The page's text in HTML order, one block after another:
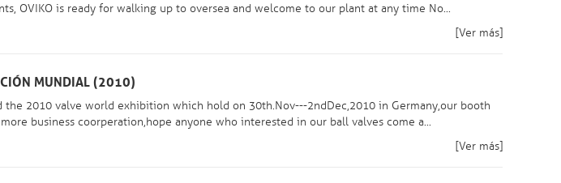
OVIKO is ready for walking up to oversea and welcome to our plant at any time No...
[Ver más]
MUNDIAL (2010)
the 2010 valve world exhibition which hold on 30th.Nov---2ndDec,2010 in Germany,our booth
business coorperation,hope anyone who interested in our ball valves come a...
[Ver más]